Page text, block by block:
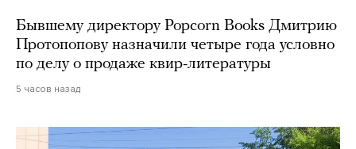
Бывшему директору Popcorn Books Дмитрию
Протопопову назначили четыре года условно
по делу о продаже квир-литературы
5 часов назад